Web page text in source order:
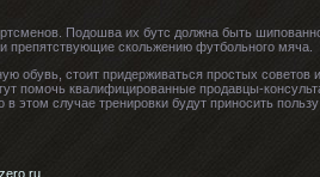
Подошва их бутс должна быть
скольжению футбольного мяча.
обувь, стоит придерживаться простых
помочь квалифицированные продавцы-
этом случае тренировки будут приносить